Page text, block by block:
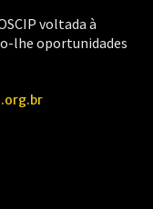
voltada à
lhe oportunidades